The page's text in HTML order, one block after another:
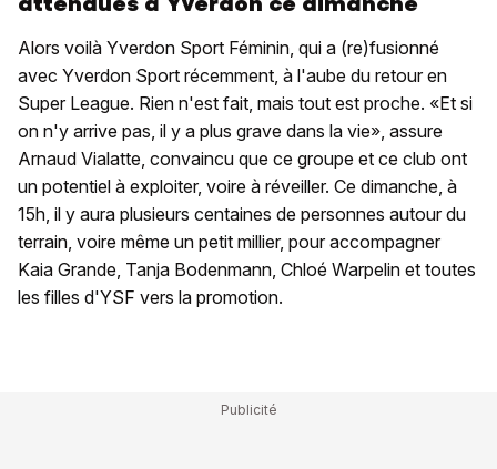
Alors voilà Yverdon Sport Féminin, qui a (re)fusionné
avec Yverdon Sport récemment, à l'aube du retour en
Super League. Rien n'est fait, mais tout est proche. «Et si
on n'y arrive pas, il y a plus grave dans la vie», assure
Arnaud Vialatte, convaincu que ce groupe et ce club ont
un potentiel à exploiter, voire à réveiller. Ce dimanche, à
15h, il y aura plusieurs centaines de personnes autour du
terrain, voire même un petit millier, pour accompagner
Kaia Grande, Tanja Bodenmann, Chloé Warpelin et toutes
les filles d'YSF vers la promotion.